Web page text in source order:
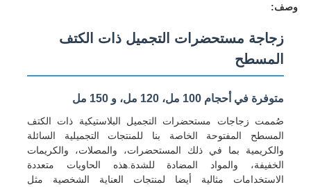
وصف:
زجاجة مستحضرات التجميل ذات الكتف
المسطح
متوفرة في أحجام 100 مل، 120 مل، و 150 مل
صُممت زجاجات مستحضرات التجميل البلاستيكية ذات الكتف
المسطح المفتوحة الخاصة بنا للمنتجات التجميلية السائلة
والكريمية بما في ذلك المستحضرات، والمصلات، والكريمات
الخفيفة، والمواد المضادة للشدة.هذه الحاويات متعددة
الاستخدامات مثالية أيضا لمنتجات العناية الشخصية مثل